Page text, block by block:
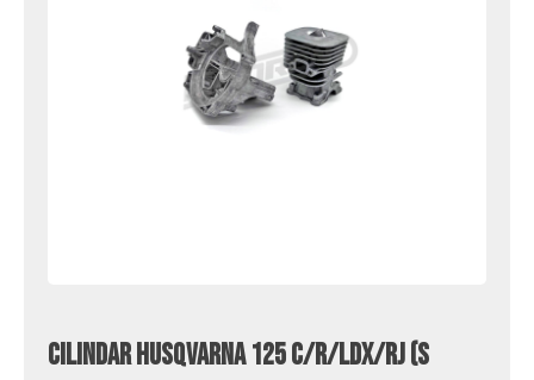
Cilindar Husqvarna 125 C/R/LDx/RJ (s